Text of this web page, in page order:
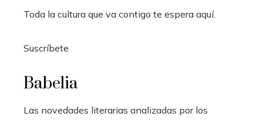
Toda la cultura que va contigo te espera aquí.
Suscríbete
Babelia
Las novedades literarias analizadas por los